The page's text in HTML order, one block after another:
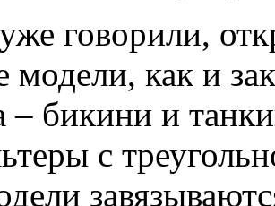
говорили,
модели, как и
– бикини и
с